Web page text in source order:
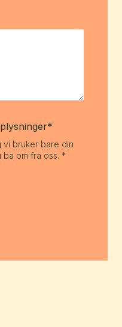
bruker bare din
om fra oss. *